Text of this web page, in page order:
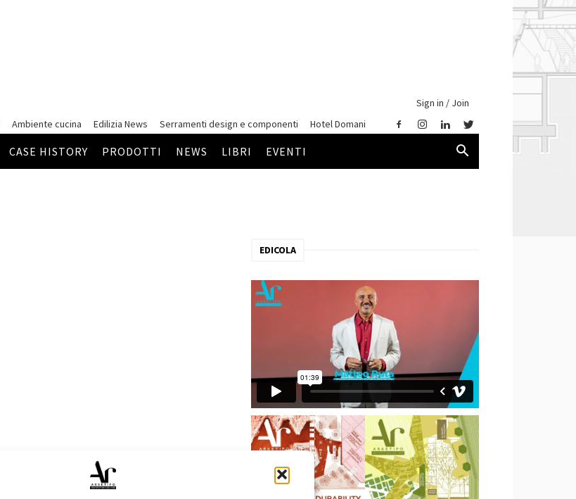
Sign in / Join
Ambiente cucina Edilizia News Serramenti design e componenti Hotel Domani
CASE HISTORY PRODOTTI NEWS LIBRI EVENTI
EDICOLA